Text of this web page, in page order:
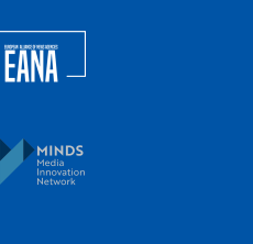
of the Balkan News Agencies